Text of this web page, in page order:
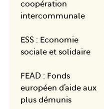
coopération
intercommunale
ESS : Economie
sociale et solidaire
FEAD : Fonds
européen d’aide aux
plus démunis